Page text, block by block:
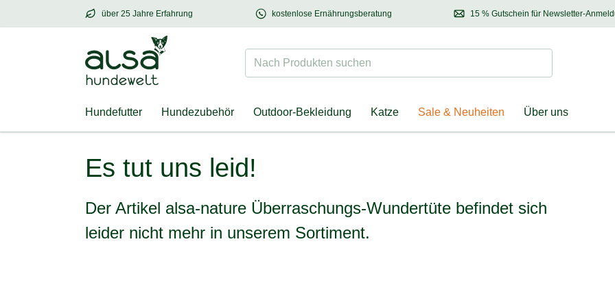
über 25 Jahre Erfahrung
über25 Jahre Erfahrung – mit Herz für Hund & Halter 15 % Gutschein für Newsletter-
Entdecken Sie
kostenlose Ernährungsberatung
Kontaktieren Sie unsere
Ernährungsberatung:
Nach Produkten suchen Suchen
Hundefutter Hundezubehör Outdoor-Bekleidung Katze Sale & Neuheiten Über uns
alsa-nature Überraschungs-Wundertüte
Es tut uns leid!
Der Artikel alsa-nature Überraschungs-Wundertüte befindet sich
leider nicht mehr in unserem Sortiment.